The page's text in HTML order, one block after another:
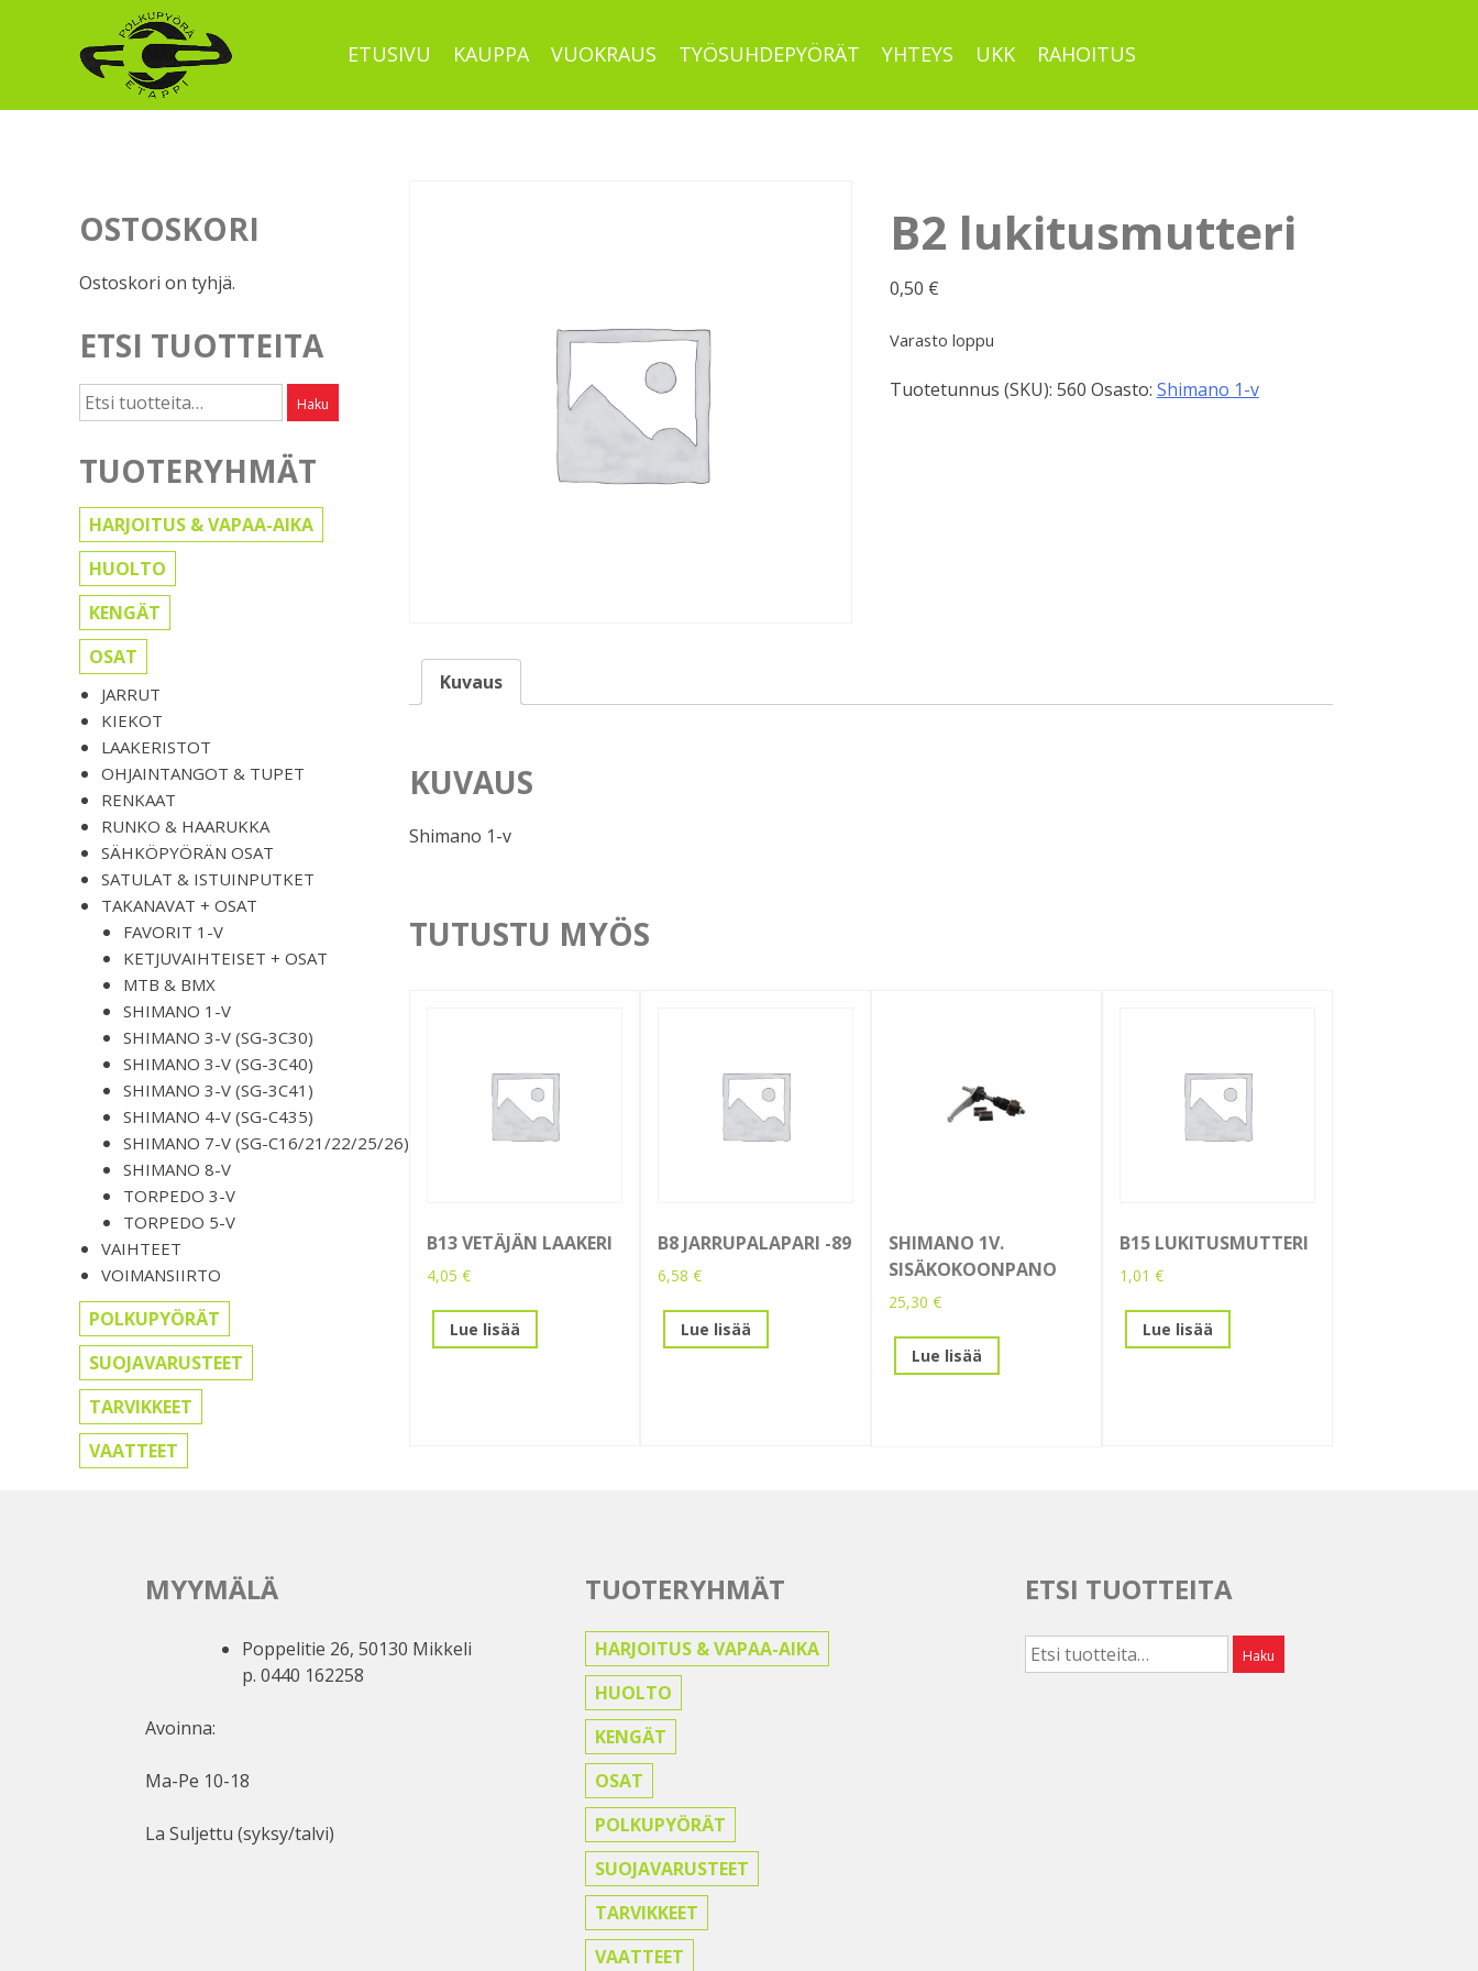
ETUSIVU KAUPPA VUOKRAUS TYÖSUHDEPYÖRÄT YHTEYS UKK RAHOITUS
OSTOSKORI
Ostoskori on tyhjä.
ETSI TUOTTEITA
Etsi: Haku
TUOTERYHMÄT
HARJOITUS & VAPAA-AIKA
HUOLTO
KENGÄT
OSAT
JARRUT
KIEKOT
LAAKERISTOT
OHJAINTANGOT & TUPET
RENKAAT
RUNKO & HAARUKKA
SÄHKÖPYÖRÄN OSAT
SATULAT & ISTUINPUTKET
TAKANAVAT + OSAT
FAVORIT 1-V
KETJUVAIHTEISET + OSAT
MTB & BMX
SHIMANO 1-V
SHIMANO 3-V (SG-3C30)
SHIMANO 3-V (SG-3C40)
SHIMANO 3-V (SG-3C41)
SHIMANO 4-V (SG-C435)
SHIMANO 7-V (SG-C16/21/22/25/26)
SHIMANO 8-V
TORPEDO 3-V
TORPEDO 5-V
VAIHTEET
VOIMANSIIRTO
POLKUPYÖRÄT
SUOJAVARUSTEET
TARVIKKEET
VAATTEET
B2 lukitusmutteri
0,50 €
Varasto loppu
Tuotetunnus (SKU): 560 Osasto: Shimano 1-v
Kuvaus
KUVAUS
Shimano 1-v
TUTUSTU MYÖS
B13 VETÄJÄN LAAKERI
4,05 €
Lue lisää
B8 JARRUPALAPARI -89
6,58 €
Lue lisää
SHIMANO 1V.
SISÄKOKOONPANO
25,30 €
Lue lisää
B15 LUKITUSMUTTERI
1,01 €
Lue lisää
MYYMÄLÄ
Poppelitie 26, 50130 Mikkeli
p. 0440 162258
Avoinna:
Ma-Pe 10-18
La Suljettu (syksy/talvi)
TUOTERYHMÄT
HARJOITUS & VAPAA-AIKA
HUOLTO
KENGÄT
OSAT
POLKUPYÖRÄT
SUOJAVARUSTEET
TARVIKKEET
VAATTEET
ETSI TUOTTEITA
Etsi: Haku